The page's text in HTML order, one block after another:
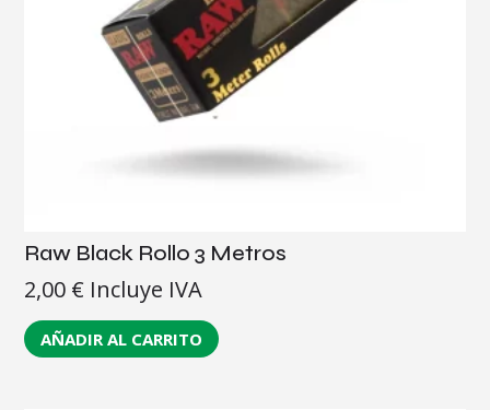
Raw Black Rollo 3 Metros
2,00 € Incluye IVA
AÑADIR AL CARRITO